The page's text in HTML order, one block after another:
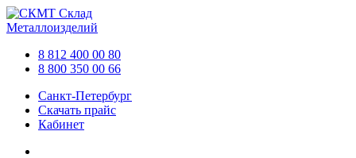
Склад
Металлоизделий
8 812 400 00 80
8 800 350 00 66
Санкт-Петербург
Скачать прайс
Кабинет